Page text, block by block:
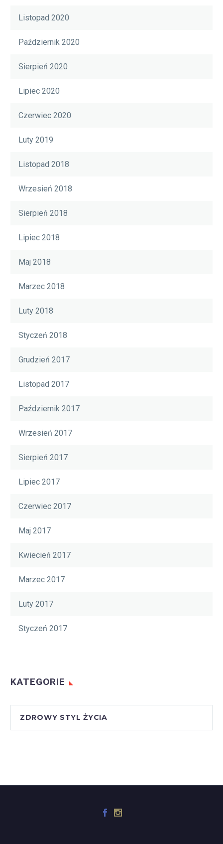
Listopad 2020
Październik 2020
Sierpień 2020
Lipiec 2020
Czerwiec 2020
Luty 2019
Listopad 2018
Wrzesień 2018
Sierpień 2018
Lipiec 2018
Maj 2018
Marzec 2018
Luty 2018
Styczeń 2018
Grudzień 2017
Listopad 2017
Październik 2017
Wrzesień 2017
Sierpień 2017
Lipiec 2017
Czerwiec 2017
Maj 2017
Kwiecień 2017
Marzec 2017
Luty 2017
Styczeń 2017
KATEGORIE
ZDROWY STYL ŻYCIA